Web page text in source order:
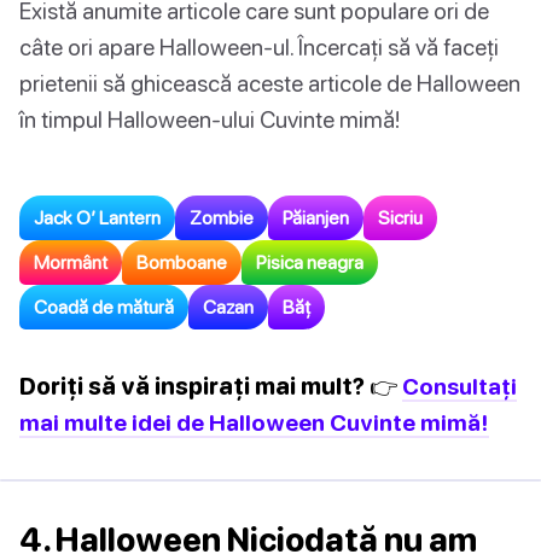
Există anumite articole care sunt populare ori de
câte ori apare Halloween-ul. Încercați să vă faceți
prietenii să ghicească aceste articole de Halloween
în timpul Halloween-ului Cuvinte mimă!
Jack O’ Lantern Zombie Păianjen Sicriu
Mormânt Bomboane Pisica neagra
Coadă de mătură Cazan Băţ
Doriți să vă inspirați mai mult? 👉 Consultați
mai multe idei de Halloween Cuvinte mimă!
4. Halloween Niciodată nu am